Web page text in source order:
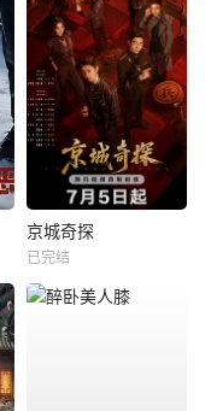
京城奇探
已完结